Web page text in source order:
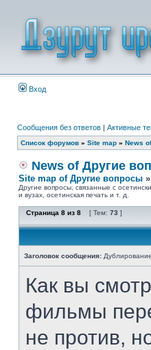
Вход
Сообщения без ответов | Активные
Список форумов » Site map » News
News of Другие
Site map of Другие вопросы »
Другие вопросы, связанные с
и вузах, осетинская печать и т. д.
Страница 8 из 8 [ Тем: 73 ]
Заголовок сообщения:
Как вы
фильмы
не против,